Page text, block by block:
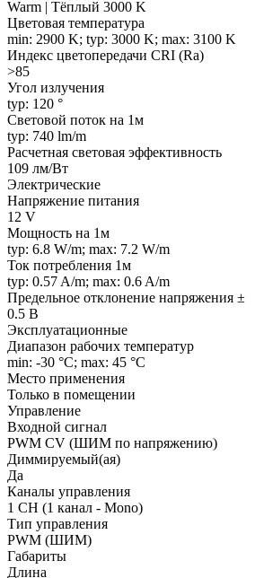
Warm | Тёплый 3000 K
Цветовая температура
min: 2900 K; typ: 3000 K; max: 3100 K
Индекс цветопередачи CRI (Ra)
>85
Угол излучения
typ: 120 °
Световой поток на 1м
typ: 740 lm/m
Расчетная световая эффективность
109 лм/Вт
Электрические
Напряжение питания
12 V
Мощность на 1м
typ: 6.8 W/m; max: 7.2 W/m
Ток потребления 1м
typ: 0.57 A/m; max: 0.6 A/m
Предельное отклонение напряжения ±
0.5 В
Эксплуатационные
Диапазон рабочих температур
min: -30 °C; max: 45 °C
Место применения
Только в помещении
Управление
Входной сигнал
PWM СV (ШИМ по напряжению)
Диммируемый(ая)
Да
Каналы управления
1 CH (1 канал - Mono)
Тип управления
PWM (ШИМ)
Габариты
Длина